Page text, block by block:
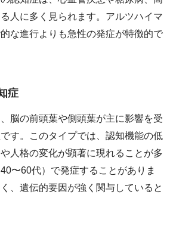
人に多く見られます。アルツハイマ
な進行よりも急性の発症が特徴的で
症
脳の前頭葉や側頭葉が主に影響を受
す。このタイプでは、認知機能の低
人格の変化が顕著に現れることが多
〜60代）で発症することがありま
、遺伝的要因が強く関与していると